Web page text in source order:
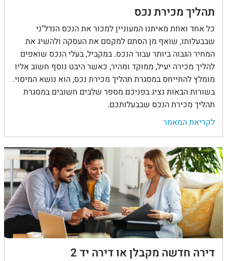
תהליך מכירת נכס
כל אחד ואחת מאיתנו המעוניין למכור את הנכס הנדל"ני
שבבעלותו, שואף מן הסתם למקסם את העסקה ולהשיג את
המחיר הגבוה ביותר עבור הנכס. במקביל, בעלי הנכס שואפים
להליך מכירה יעיל, ממוקד ומהיר, כאשר היבט נוסף חשוב אליו
מומלץ להתייחס במסגרת תהליך מכירת נכס, הוא נושא המיסוי.
בשורות הבאות נציג בפניכם מספר שלבים חשובים במסגרת
תהליך מכירת הנכס שבבעלותכם.
לקריאת המאמר
דירה חדשה מקבלן או דירה יד 2